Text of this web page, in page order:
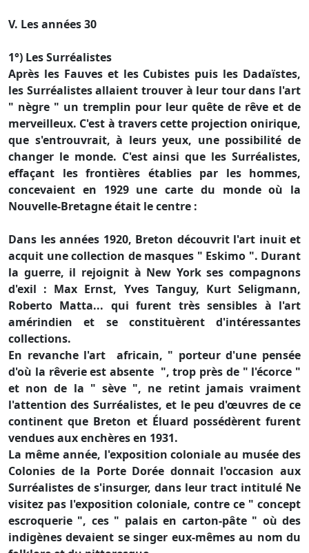
V. Les années 30
1°) Les Surréalistes
Après les Fauves et les Cubistes puis les Dadaïstes,
les Surréalistes allaient trouver à leur tour dans l'art
" nègre " un tremplin pour leur quête de rêve et de
merveilleux. C'est à travers cette projection onirique,
que s'entrouvrait, à leurs yeux, une possibilité de
changer le monde. C'est ainsi que les Surréalistes,
effaçant les frontières établies par les hommes,
concevaient en 1929 une carte du monde où la
Nouvelle-Bretagne était le centre :
Dans les années 1920, Breton découvrit l'art inuit et
acquit une collection de masques " Eskimo ". Durant
la guerre, il rejoignit à New York ses compagnons
d'exil : Max Ernst, Yves Tanguy, Kurt Seligmann,
Roberto Matta... qui furent très sensibles à l'art
amérindien et se constituèrent d'intéressantes
collections.
En revanche l'art africain, " porteur d'une pensée
d'où la rêverie est absente ", trop près de " l'écorce "
et non de la " sève ", ne retint jamais vraiment
l'attention des Surréalistes, et le peu d'œuvres de ce
continent que Breton et Éluard possédèrent furent
vendues aux enchères en 1931.
La même année, l'exposition coloniale au musée des
Colonies de la Porte Dorée donnait l'occasion aux
Surréalistes de s'insurger, dans leur tract intitulé Ne
visitez pas l'exposition coloniale, contre ce " concept
escroquerie ", ces " palais en carton-pâte " où des
indigènes devaient se singer eux-mêmes au nom du